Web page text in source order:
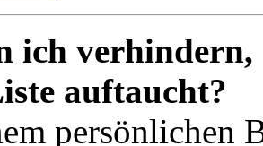
ich verhindern,
auftaucht?
persönlichen